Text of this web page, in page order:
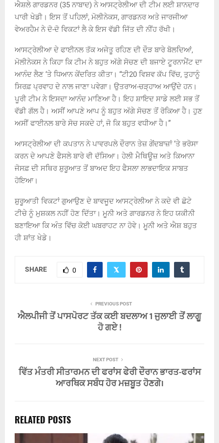
ਐਸ਼ਲੇ ਗਾਰਡਨਰ (35 ਨਾਬਾਦ) ਨੇ ਆਸਟ੍ਰੇਲੀਆ ਦੀ ਟੀਮ ਲਈ ਸ਼ਾਨਦਾਰ
ਪਾਰੀ ਖੇਡੀ। ਇਸ ਤੋਂ ਪਹਿਲਾਂ, ਮੋਲੀਨੇਕਸ, ਗਾਰਡਨਰ ਅਤੇ ਜਾਰਜੀਆ
ਵੇਅਰਹੈਮ ਨੇ ਦੋ-ਦੋ ਵਿਕਟਾਂ ਲੈ ਕੇ ਇਸ ਵੱਡੀ ਜਿੱਤ ਦੀ ਨੀਂਹ ਰੱਖੀ।
ਆਸਟ੍ਰੇਲੀਆ ਦੇ ਫਾਈਨਲ ਤੱਕ ਅਜੇਤੂ ਰਹਿਣ ਦੀ ਦੌੜ ਬਾਰੇ ਬੋਲਦਿਆਂ,
ਮੋਲੀਨੇਕਸ ਨੇ ਕਿਹਾ ਕਿ ਟੀਮ ਨੇ ਬਹੁਤ ਅੱਗੇ ਸੋਚਣ ਦੀ ਬਜਾਏ ਟੂਰਨਾਮੈਂਟ ਦਾ
ਆਨੰਦ ਲੈਣ ‘ਤੇ ਧਿਆਨ ਕੇਂਦਰਿਤ ਕੀਤਾ। “ਟੀ20 ਵਿਸ਼ਵ ਕੱਪ ਵਿੱਚ, ਤੁਹਾਨੂੰ
ਸਿਰਫ਼ ਪ੍ਰਵਾਹ ਦੇ ਨਾਲ ਜਾਣਾ ਪਵੇਗਾ। ਉਤਰਾਅ-ਚੜ੍ਹਾਅ ਆਉਂਦੇ ਹਨ।
ਪੂਰੀ ਟੀਮ ਨੇ ਇਸਦਾ ਆਨੰਦ ਮਾਣਿਆ ਹੈ। ਇਹ ਸ਼ਾਇਦ ਸਾਡੇ ਲਈ ਸਭ ਤੋਂ
ਵੱਡੀ ਗੱਲ ਹੈ। ਅਸੀਂ ਆਪਣੇ ਆਪ ਨੂੰ ਬਹੁਤ ਅੱਗੇ ਸੋਚਣ ਤੋਂ ਰੋਕਿਆ ਹੈ। ਹੁਣ
ਅਸੀਂ ਫਾਈਨਲ ਬਾਰੇ ਸੋਚ ਸਕਦੇ ਹਾਂ, ਜੋ ਕਿ ਬਹੁਤ ਵਧੀਆ ਹੈ।”
ਆਸਟ੍ਰੇਲੀਆ ਦੀ ਕਪਤਾਨ ਨੇ ਪਾਵਰਪਲੇ ਦੌਰਾਨ ਤੇਜ਼ ਗੇਂਦਬਾਜ਼ਾਂ ‘ਤੇ ਭਰੋਸਾ
ਕਰਨ ਦੇ ਆਪਣੇ ਫੈਸਲੇ ਬਾਰੇ ਵੀ ਦੱਸਿਆ। ਹੇਲੀ ਮੈਥਿਊਜ਼ ਅਤੇ ਕਿਆਨਾ
ਜੋਸਫ਼ ਦੀ ਸਥਿਰ ਸ਼ੁਰੂਆਤ ਤੋਂ ਬਾਅਦ ਇਹ ਫੈਸਲਾ ਲਾਭਦਾਇਕ ਸਾਬਤ
ਹੋਇਆ।
ਸ਼ੁਰੂਆਤੀ ਵਿਕਟਾਂ ਗੁਆਉਣ ਦੇ ਬਾਵਜੂਦ ਆਸਟ੍ਰੇਲੀਆ ਨੇ ਕਦੇ ਵੀ ਛੋਟੇ
ਟੀਚੇ ਨੂੰ ਮੁਸ਼ਕਲ ਨਹੀਂ ਹੋਣ ਦਿੱਤਾ। ਮੂਨੀ ਅਤੇ ਗਾਰਡਨਰ ਨੇ ਇਹ ਯਕੀਨੀ
ਬਣਾਇਆ ਕਿ ਅੰਤ ਵਿੱਚ ਕੋਈ ਘਬਰਾਹਟ ਨਾ ਹੋਵੇ। ਮੂਨੀ ਅਤੇ ਐਸ਼ ਬਹੁਤ
ਹੀ ਸ਼ਾਂਤ ਖੇਡੇ।
SHARE 0
PREVIOUS POST
ਐਲਪੀਜੀ ਤੋਂ ਪਾਸਪੋਰਟ ਤੱਕ ਕਈ ਬਦਲਾਅ 1 ਜੁਲਾਈ ਤੋਂ ਲਾਗੂ
ਹੋ ਗਏ !
NEXT POST
ਵਿੱਤ ਮੰਤਰੀ ਸੀਤਾਰਮਨ ਦੀ ਫਰਾਂਸ ਫੇਰੀ ਦੌਰਾਨ ਭਾਰਤ-ਫਰਾਂਸ
ਆਰਥਿਕ ਸਬੰਧ ਹੋਰ ਮਜ਼ਬੂਤ ਹੋਣਗੇ।
RELATED POSTS